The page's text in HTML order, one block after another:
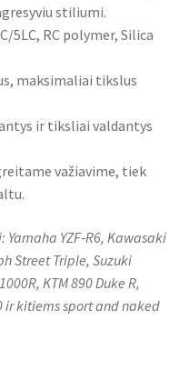
stiliumi.
5LC, RC polymer, Silica
maksimaliai tikslus
ir tiksliai valdantys
važiavime, tiek
YZF‑R6, Kawasaki
Street Triple, Suzuki
KTM 890 Duke R,
ir kitiems sport and naked